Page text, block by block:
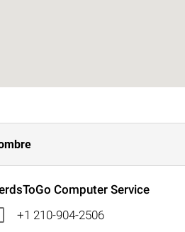
Computer Service
+1 210-904-2506